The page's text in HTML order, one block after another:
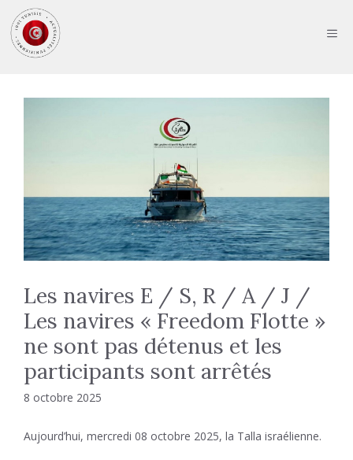
au
contenu
Les navires E / S, R / A / J /
Les navires « Freedom Flotte »
ne sont pas détenus et les
participants sont arrêtés
8 octobre 2025
Aujourd’hui, mercredi 08 octobre 2025, la Talla israélienne.